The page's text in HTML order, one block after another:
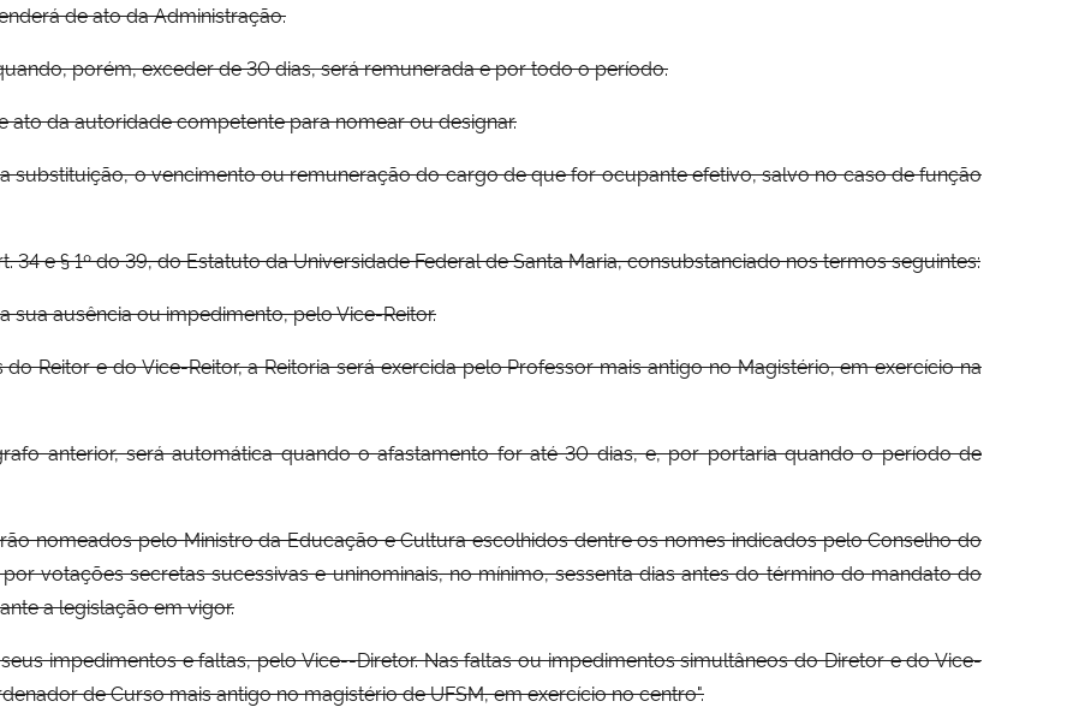
de ato da Administração.
porém, exceder de 30 dias, será remunerada e por todo o período.
ato da autoridade competente para nomear ou designar.
substituição, o vencimento ou remuneração do cargo de que for ocupante efetivo, salvo no caso de função
34 e § 1º do 39, do Estatuto da Universidade Federal de Santa Maria, consubstanciado nos termos seguintes:
sua ausência ou impedimento, pelo Vice-Reitor.
Reitor e do Vice-Reitor, a Reitoria será exercida pelo Professor mais antigo no Magistério, em exercício na
anterior, será automática quando o afastamento for até 30 dias, e, por portaria quando o período de
nomeados pelo Ministro da Educação e Cultura escolhidos dentre os nomes indicados pelo Conselho do
votações secretas sucessivas e uninominais, no mínimo, sessenta dias antes do término do mandato do
a legislação em vigor.
impedimentos e faltas, pelo Vice--Diretor. Nas faltas ou impedimentos simultâneos do Diretor e do Vice-
de Curso mais antigo no magistério de UFSM, em exercício no centro".